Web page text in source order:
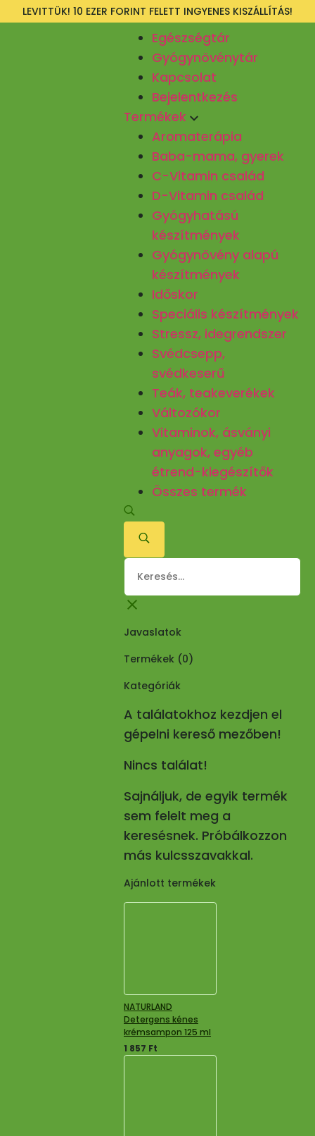
LEVITTÜK! 10 EZER FORINT FELETT INGYENES KISZÁLLÍTÁS!
Egészségtár
Gyógynövénytár
Kapcsolat
Bejelentkezés
Termékek
Aromaterápia
Baba-mama, gyerek
C-Vitamin család
D-Vitamin család
Gyógyhatású
készítmények
Gyógynövény alapú
készítmények
Időskor
Speciális készítmények
Stressz, idegrendszer
Svédcsepp,
svédkeserű
Teák, teakeverékek
Változókor
Vitaminok, ásványi
anyagok, egyéb
étrend-kiegészítők
Összes termék
Javaslatok
Termékek (0)
Kategóriák
A találatokhoz kezdjen el
gépelni kereső mezőben!
Nincs találat!
Sajnáljuk, de egyik termék
sem felelt meg a
keresésnek. Próbálkozzon
más kulcsszavakkal.
Ajánlott termékek
NATURLAND
Detergens kénes
krémsampon 125 ml
1 857 Ft